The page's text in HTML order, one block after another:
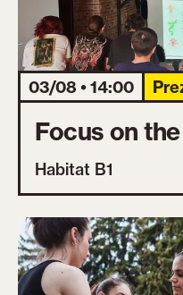
03/08 • 14:00
Focus on
Habitat B1